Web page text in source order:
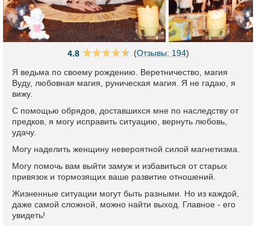
4.8 (Отзывы: 194)
Я ведьма по своему рождению. Веретничество, магия
Вуду, любовная магия, руническая магия. Я не гадаю, я
вижу.
С помощью обрядов, доставшихся мне по наследству от
предков, я могу исправить ситуацию, вернуть любовь,
удачу.
Могу наделить женщину невероятной силой магнетизма.
Могу помочь вам выйти замуж и избавиться от старых
привязок и тормозящих ваше развитие отношений.
Жизненные ситуации могут быть разными. Но из каждой,
даже самой сложной, можно найти выход. Главное - его
увидеть!